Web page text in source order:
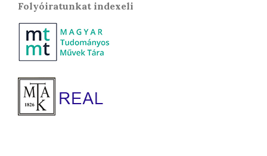
Folyóiratunkat indexeli